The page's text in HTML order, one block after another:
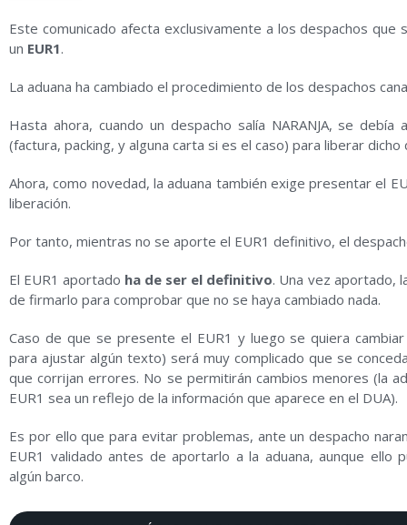
Este comunicado afecta exclusivamente a los despachos que
un EUR1.
La aduana ha cambiado el procedimiento de los despachos
Hasta ahora, cuando un despacho salía NARANJA, se debía
(factura, packing, y alguna carta si es el caso) para liberar dicho
Ahora, como novedad, la aduana también exige presentar el
liberación.
Por tanto, mientras no se aporte el EUR1 definitivo, el
El EUR1 aportado ha de ser el definitivo. Una vez aportado,
de firmarlo para comprobar que no se haya cambiado nada.
Caso de que se presente el EUR1 y luego se quiera
para ajustar algún texto) será muy complicado que se
que corrijan errores. No se permitirán cambios menores (la
EUR1 sea un reflejo de la información que aparece en el DUA).
Es por ello que para evitar problemas, ante un despacho
EUR1 validado antes de aportarlo a la aduana, aunque ello
algún barco.